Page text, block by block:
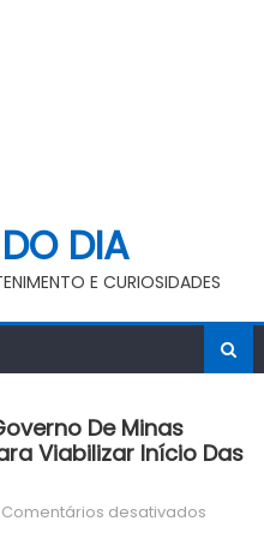
DIA
E CURIOSIDADES
De Minas
Viabilizar Início Das
Comentários desativadosem